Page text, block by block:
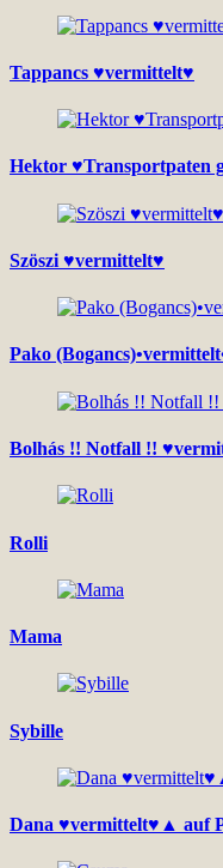
Tappancs ♥vermittelt♥
Hektor ♥Transportpaten
Szöszi ♥vermittelt♥
Pako
Bolhás !! Notfall !!
Rolli
Mama
Sybille
Dana ♥vermittelt♥▲ auf